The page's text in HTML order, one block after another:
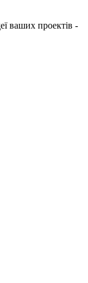
ваших проектів -